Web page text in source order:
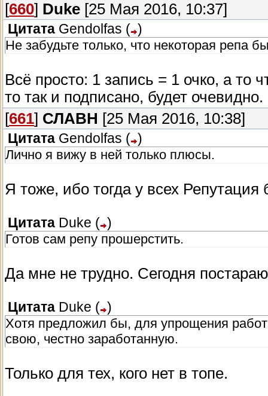
[660] Duke [25 Мая 2016, 10:37]
Цитата Gendolfas ( )
Не забудьте только, что некоторая репа
Всё просто: 1 запись = 1 очко, а то
то так и подписано, будет
[661] СЛАВН [25 Мая 2016, 10:38]
Цитата Gendolfas ( )
Лично я вижу в ней только плюсы.
Я тоже, ибо тогда у всех Репутация
Цитата Duke ( )
Готов сам репу прошерстить.
Да мне не трудно. Сегодня
Цитата Duke ( )
Хотя предложил бы, для упрощения
свою, честно заработанную.
Только для тех, кого нет в топе.